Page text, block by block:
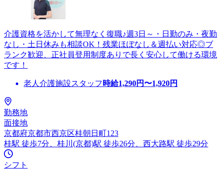
介護資格を活かして無理なく復職♪週3日～・日勤のみ・夜勤
なし・土日休みも相談OK！残業ほぼなし＆週払い対応◎ブ
ランク歓迎、正社員登用制度ありで長く安心して働ける環境
です！
老人介護施設スタッフ 時給1,290円〜1,920円
勤務地
面接地
京都府京都市西京区桂朝日町123
桂駅 徒歩7分、桂川(京都)駅 徒歩26分、西大路駅 徒歩29分
シフト